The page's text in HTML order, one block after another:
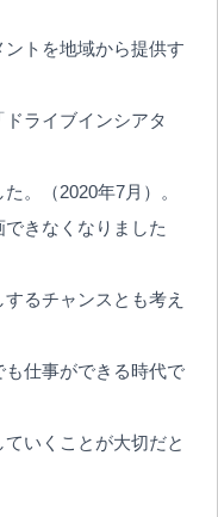
トを地域から提供す
ライブインシアタ
。（2020年7月）。
きなくなりました
るチャンスとも考え
仕事ができる時代で
いくことが大切だと